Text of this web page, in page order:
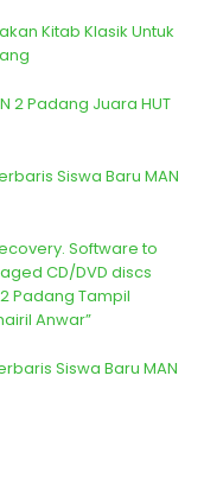
Kitab Klasik Untuk
2 Padang Juara HUT
Siswa Baru MAN
Software to
CD/DVD discs
Padang Tampil
Anwar”
Siswa Baru MAN